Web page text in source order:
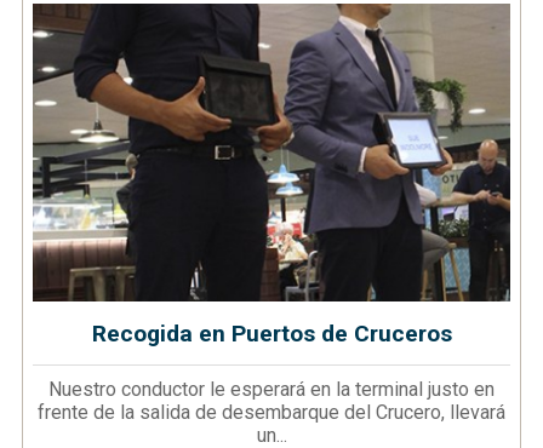
Recogida en Puertos de Cruceros
​Nuestro conductor le esperará en la terminal justo en
frente de la salida de desembarque del Crucero, llevará
un...